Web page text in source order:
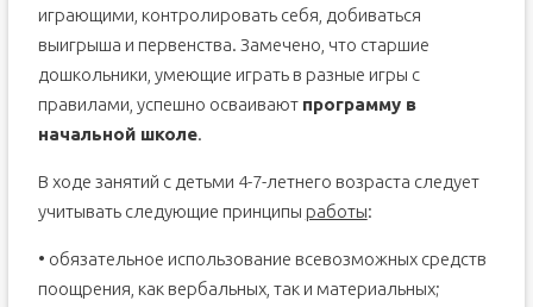
играющими, контролировать себя, добиваться
выигрыша и первенства. Замечено, что старшие
дошкольники, умеющие играть в разные игры с
правилами, успешно осваивают программу в
начальной школе.
В ходе занятий с детьми 4-7-летнего возраста следует
учитывать следующие принципы работы:
• обязательное использование всевозможных средств
поощрения, как вербальных, так и материальных;